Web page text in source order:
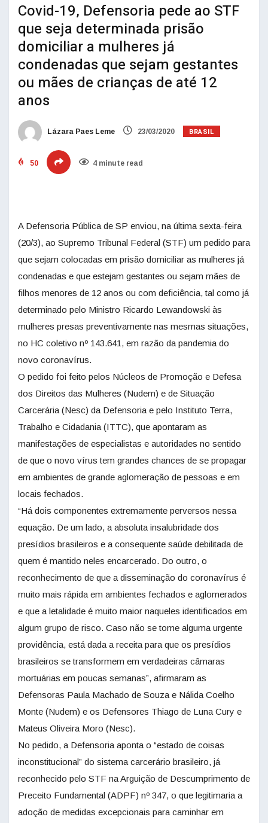
Covid-19, Defensoria pede ao STF
que seja determinada prisão
domiciliar a mulheres já
condenadas que sejam gestantes
ou mães de crianças de até 12
anos
Lázara Paes Leme 23/03/2020 BRASIL
50 4 minute read
A Defensoria Pública de SP enviou, na última sexta-feira
(20/3), ao Supremo Tribunal Federal (STF) um pedido para
que sejam colocadas em prisão domiciliar as mulheres já
condenadas e que estejam gestantes ou sejam mães de
filhos menores de 12 anos ou com deficiência, tal como já
determinado pelo Ministro Ricardo Lewandowski às
mulheres presas preventivamente nas mesmas situações,
no HC coletivo nº 143.641, em razão da pandemia do
novo coronavírus.
O pedido foi feito pelos Núcleos de Promoção e Defesa
dos Direitos das Mulheres (Nudem) e de Situação
Carcerária (Nesc) da Defensoria e pelo Instituto Terra,
Trabalho e Cidadania (ITTC), que apontaram as
manifestações de especialistas e autoridades no sentido
de que o novo vírus tem grandes chances de se propagar
em ambientes de grande aglomeração de pessoas e em
locais fechados.
“Há dois componentes extremamente perversos nessa
equação. De um lado, a absoluta insalubridade dos
presídios brasileiros e a consequente saúde debilitada de
quem é mantido neles encarcerado. Do outro, o
reconhecimento de que a disseminação do coronavírus é
muito mais rápida em ambientes fechados e aglomerados
e que a letalidade é muito maior naqueles identificados em
algum grupo de risco. Caso não se tome alguma urgente
providência, está dada a receita para que os presídios
brasileiros se transformem em verdadeiras câmaras
mortuárias em poucas semanas”, afirmaram as
Defensoras Paula Machado de Souza e Nálida Coelho
Monte (Nudem) e os Defensores Thiago de Luna Cury e
Mateus Oliveira Moro (Nesc).
No pedido, a Defensoria aponta o “estado de coisas
inconstitucional” do sistema carcerário brasileiro, já
reconhecido pelo STF na Arguição de Descumprimento de
Preceito Fundamental (ADPF) nº 347, o que legitimaria a
adoção de medidas excepcionais para caminhar em